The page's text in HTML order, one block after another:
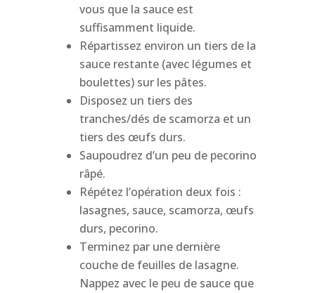
vous que la sauce est
suffisamment liquide.
Répartissez environ un tiers de la
sauce restante (avec légumes et
boulettes) sur les pâtes.
Disposez un tiers des
tranches/dés de scamorza et un
tiers des œufs durs.
Saupoudrez d’un peu de pecorino
râpé.
Répétez l’opération deux fois :
lasagnes, sauce, scamorza, œufs
durs, pecorino.
Terminez par une dernière
couche de feuilles de lasagne.
Nappez avec le peu de sauce que